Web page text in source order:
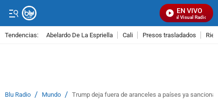
EN VIVO
Señal Visual Radio
Tendencias: Abelardo De La Espriella Cali Presos trasladados
Blu Radio / Mundo / Trump deja fuera de aranceles a países ya